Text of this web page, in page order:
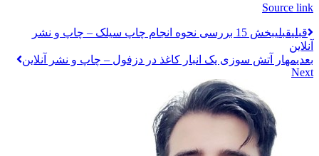
Source link
قبليقبلی
بخش 15 بررسی نحوه انجام چاپ سیلک – چاپ و نشر
آنلاین
بعدیمهار آتش سوزی یک انبار کاغذ در دزفول – چاپ و نشر آنلاین
Next